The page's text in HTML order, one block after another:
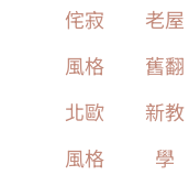
侘寂
風格
北歐
風格
老屋
舊翻
新教
學